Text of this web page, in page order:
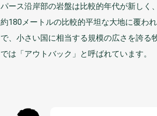
パース沿岸部の岩盤は比較的年代が新しく
約180メートルの比較的平坦な大地に覆わ
で、 小さい国 に相当する規模の広さを誇る
では「アウトバック」と呼ばれています。